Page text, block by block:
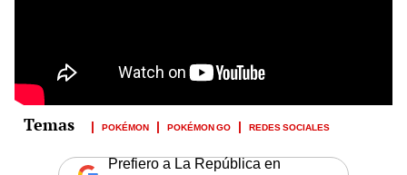
POKÉMON POKÉMON GO REDES SOCIALES
Prefiero a La República en